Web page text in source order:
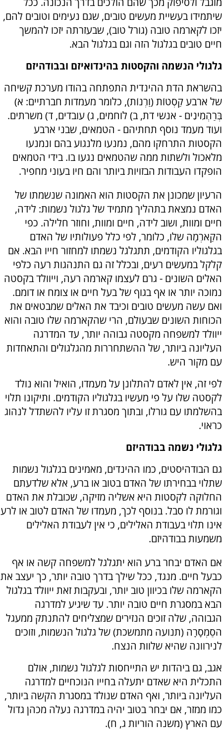
שיתמידו בעשיית מעשים טובים, שגם נעימים וטובים להם,
יזכו לקארמה טובה (גורל טוב), שבעזרתה יזכו להמשך
חיים טובים בגלגול הזה וגם בגלגול הבא.
גלגולי הנשמה והקסטות בהינדואיזם ובבודהיזם
בהשראת הדת ההינדית התפתחה בהודו מערכת קשיחה
של ארבע קַסְטוֹת (וַרְנוֹת), כלומר מעמדות חברתיים: א)
בְּרַהְמִינִים - אנשי דת, ב) לוחמים, ג) עובדים, ד) משרתים.
ועוד מעמד נוסף תחתיהם - הטמאים, שבני ארבע
הקסטות התרחקו מהם, נמנעו מלנגוע בהם ונמנעו
מלאכול ולשתות ממה שהטמאים נגעו בו. בידי הטמאים
הופקדו העבודות הבזויות ביותר והם חיו בעוני מחפיר.
הרעיון שמכונן את הקסטות הוא האמונה שנשמתו של
האדם נמצאת בתהליך מתמיד של גלגול נשמות: לידה,
חיים ומוות, ושוב לידה, חיים ומוות, וחוזר חלילה. כפי
הקַארְמָה שלו, כלומר, לפי כלל פעולותיו של האדם
בגלגוליו הקודמים, תתגלגל נשמתו למחזור חייו הבא. אם
קלקל במעשים רעים, ובכלל זה גם התנהגות רעה כלפי
האלים השונים - גרם לעצמו קארמה רעה, וייוולד בקסטה
נמוכה יותר או אף בגוף של בעל חיים או צומח או דומם.
ואם עשה מעשים טובים וכיבד את האלים שמבטאים את
הכוחות השונים שבעולם, הרי שהקארמה שלו טובה והוא
ייוולד למשפחה מקסטה גבוהה יותר, עד המדרגה
העליונה ביותר, של ההשתחררות מהגלגולים והתאחדות
עם מקור היש.
לפי זה, אין לאדם להתלונן על מעמדו, הואיל והוא נולד
לקסטה שלו על פי מעשיו בגלגוליו הקודמים. ותיקונו תלוי
בהשלמתו עם גורלו, ובתוך מסגרת זו עליו להשתדל לנהוג
כראוי.
גלגולי נשמה בבודהיזם
גם הבודהיסטים, כמו ההינדים, מאמינים בגלגול נשמות
שתלוי בבחירתו של האדם בטוב או ברע, אלא שלדעתם
החלוקה לקסטות היא אשליה מזיקה, שכובלת את האדם
וגורמת לו סבל. בנוסף לכך, מעמדו של האדם לטוב או לרע
אינו תלוי בעבודת האלילים, כי אין לעבודת האלילים
משמעות בבודהיזם.
אם האדם יבחר ברע הוא יתגלגל למשפחה קשה או אף
כבעל חיים. מנגד, ככל שילך בדרך טובה יותר, כך יעצב את
הקארמה שלו בכיוון טוב יותר, ובעקבות זאת ייוולד בגלגול
הבא במסגרת חיים טובה יותר. עד שיגיע למדרגה
הגבוהה, שלה זוכים הנזירים שמצליחים להתנתק ממעגל
הסַמְסָרָה (תנועה מתמשכת) של גלגול הנשמות, וזוכים
לנירוונה שהיא שלוות הנצח.
אגב, גם ביהדות יש התייחסות לגלגול נשמות, אולם
התכלית היא שאדם יתעלה בחייו הנוכחיים למדרגה
העליונה ביותר, ואף האדם שנולד במסגרת הקשה ביותר,
כמו ממזר, אם יבחר בטוב יהיה במדרגה נעלה מכהן גדול
עם הארץ (משנה הוריות ג, ח).